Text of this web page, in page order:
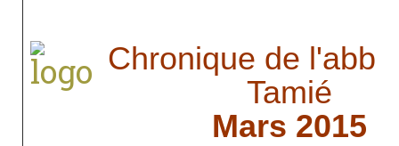
Chronique de
Tamié
Mars 2015